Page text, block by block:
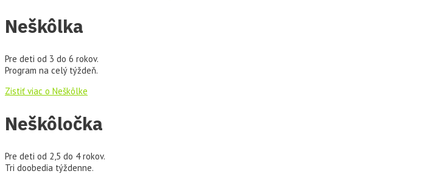
Neškôlka
Pre deti od 3 do 6 rokov.
Program na celý týždeň.
Zistiť viac o Neškôlke
Neškôločka
Pre deti od 2,5 do 4 rokov.
Tri doobedia týždenne.